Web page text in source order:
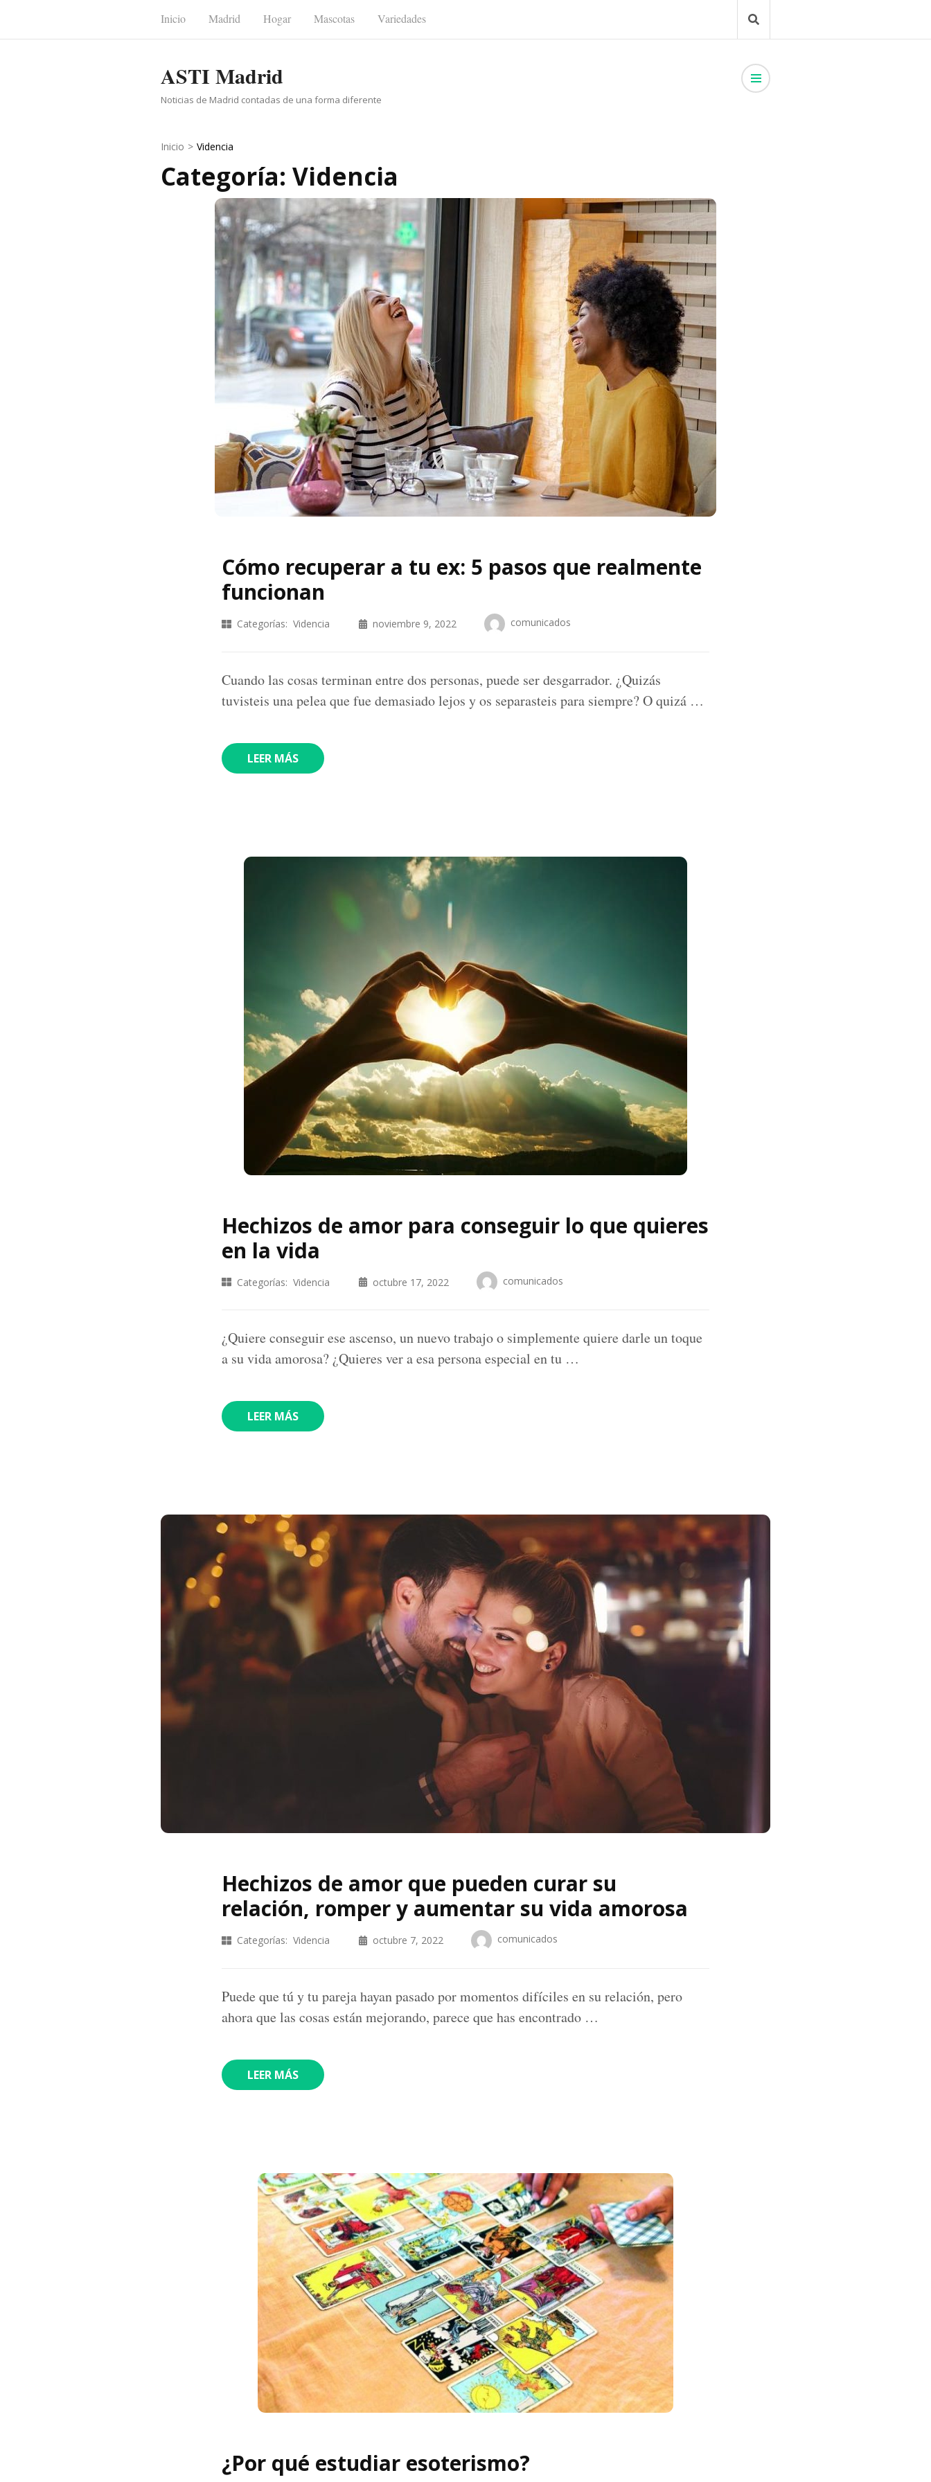
Inicio Madrid Hogar Mascotas Variedades
ASTI Madrid
Noticias de Madrid contadas de una forma diferente
Inicio > Videncia
Categoría: Videncia
Cómo recuperar a tu ex: 5 pasos que realmente
funcionan
Categorías: Videncia noviembre 9, 2022 comunicados
Cuando las cosas terminan entre dos personas, puede ser desgarrador. ¿Quizás
tuvisteis una pelea que fue demasiado lejos y os separasteis para siempre? O quizá …
LEER MÁS
Hechizos de amor para conseguir lo que quieres
en la vida
Categorías: Videncia octubre 17, 2022 comunicados
¿Quiere conseguir ese ascenso, un nuevo trabajo o simplemente quiere darle un toque
a su vida amorosa? ¿Quieres ver a esa persona especial en tu …
LEER MÁS
Hechizos de amor que pueden curar su
relación, romper y aumentar su vida amorosa
Categorías: Videncia octubre 7, 2022 comunicados
Puede que tú y tu pareja hayan pasado por momentos difíciles en su relación, pero
ahora que las cosas están mejorando, parece que has encontrado …
LEER MÁS
¿Por qué estudiar esoterismo?